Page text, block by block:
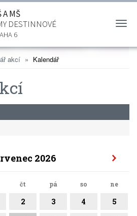
A MŠ
DESTINNOVÉ
6
akcí Kalendář
2026
čt pá so ne
2 3 4 5